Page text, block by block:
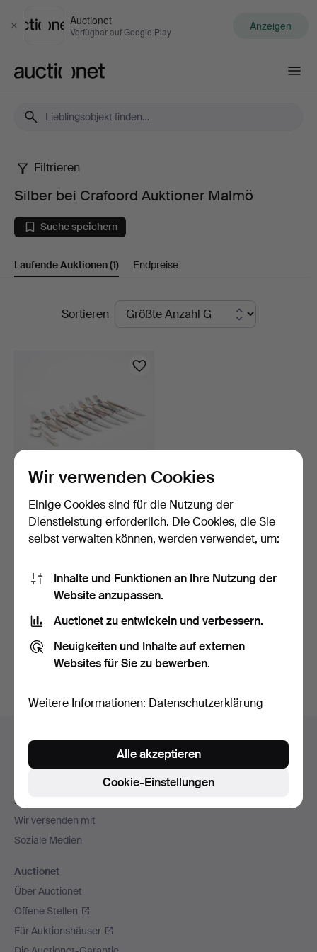
Schließen
Auctionet
Verfügbar auf Google Play Anzeigen
Silber
bei
Crafoord
Auktioner
Malmö
Filtrieren
Silber bei Crafoord Auktioner Malmö
Suche speichern
Laufende Auktionen(1) Endpreise
LaufendeSortieren
BESTECK, Silber, Modell
"Uppsala", 18 Teil…
9 Tage
Suche speichern
Archiv
suchen.
Navigation
Hilfe und Kontakt
Kontakt mit dem Support aufnehmen
Zahlungsweisen
Wir versenden mit
Soziale Medien
Auctionet
Über Auctionet
Offene Stellen
Für Auktionshäuser
Wir verwenden Cookies
Einige Cookies sind für die Nutzung der
Dienstleistung erforderlich. Die Cookies, die Sie
selbst verwalten können, werden verwendet, um:
Inhalte und Funktionen an Ihre Nutzung der
Website anzupassen.
Auctionet zu entwickeln und verbessern.
Neuigkeiten und Inhalte auf externen
Websites für Sie zu bewerben.
Weitere Informationen: Datenschutzerklärung
Cookie-Einstellungen
Alle akzeptieren